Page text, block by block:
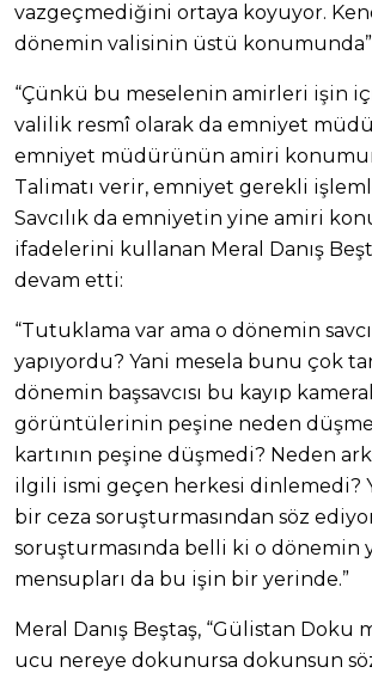
vazgeçmediğini ortaya koyuyor.
dönemin valisinin üstü
“Çünkü bu meselenin amirleri işin
valilik resmî olarak da emniyet
emniyet müdürünün amiri
Talimatı verir, emniyet gerekli
Savcılık da emniyetin yine amiri
ifadelerini kullanan Meral Danış
devam etti:
“Tutuklama var ama o dönemin
yapıyordu? Yani mesela bunu çok
dönemin başsavcısı bu kayıp
görüntülerinin peşine neden
kartının peşine düşmedi? Neden
ilgili ismi geçen herkesi dinlemedi?
bir ceza soruşturmasından söz
soruşturmasında belli ki o dönemin
mensupları da bu işin bir yerinde.”
Meral Danış Beştaş, “Gülistan Doku
ucu nereye dokunursa dokunsun